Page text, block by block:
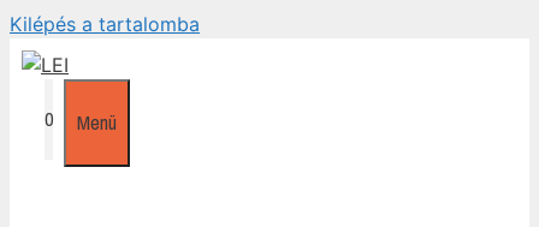
Kilépés a tartalomba
0 Menü